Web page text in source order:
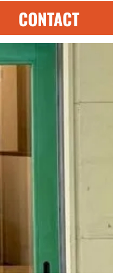
CONTACT